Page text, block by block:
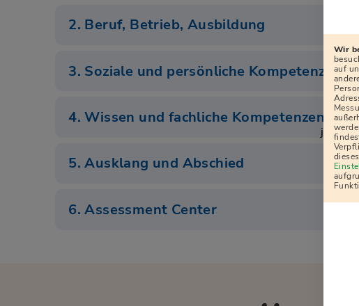
2. Beruf, Betrieb, Ausbildung
3. Soziale und persönliche Kompetenzen
4. Wissen und fachliche Kompetenzen
5. Ausklang und Abschied
6. Assessment Center
j
Wir
auf